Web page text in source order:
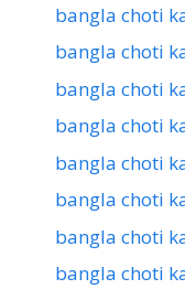
bangla choti
bangla choti
bangla choti
bangla choti
bangla choti
bangla choti
bangla choti
bangla choti